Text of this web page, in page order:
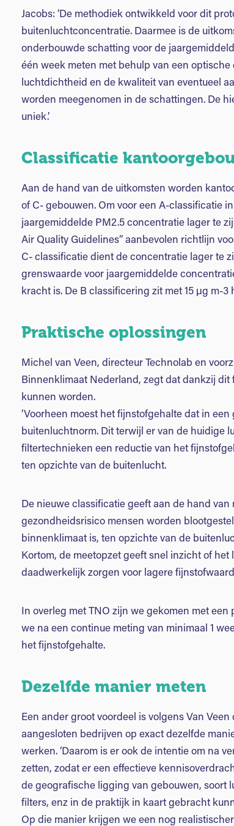
Jacobs: ‘De methodiek ontwikkeld voor dit
buitenluchtconcentratie. Daarmee is de
onderbouwde schatting voor de
één week meten met behulp van een
luchtdichtheid en de kwaliteit van eventueel
worden meegenomen in de schattingen. De
uniek.’
Classificatie
Aan de hand van de uitkomsten worden
of C- gebouwen. Om voor een A-classificatie
jaargemiddelde PM2.5 concentratie lager te
Air Quality Guidelines” aanbevolen richtlijn
C- classificatie dient de concentratie lager te
grenswaarde voor jaargemiddelde
kracht is. De B classificering zit met 15 μg m-3
Praktische oplossingen
Michel van Veen, directeur Technolab en
Binnenklimaat Nederland, zegt dat dankzij
kunnen worden.
‘Voorheen moest het fijnstofgehalte dat in
buitenluchtnorm. Dit terwijl er van de huidige
filtertechnieken een reductie van het
ten opzichte van de buitenlucht.
De nieuwe classificatie geeft aan de hand
gezondheidsrisico mensen worden
binnenklimaat is, ten opzichte van de
Kortom, de meetopzet geeft snel inzicht of
daadwerkelijk zorgen voor lagere
In overleg met TNO zijn we gekomen met
we na een continue meting van minimaal 1
het fijnstofgehalte.
Dezelfde manier meten
Een ander groot voordeel is volgens Van
aangesloten bedrijven op exact dezelfde
werken. ‘Daarom is er ook de intentie om na
zetten, zodat er een effectieve
de geografische ligging van gebouwen, soort
filters, enz in de praktijk in kaart gebracht
Op die manier krijgen we een nog